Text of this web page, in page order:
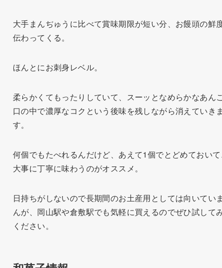
大手まんぢゅうに比べて賞味期限が短い分、お饅頭の鮮
伝わってくる。
ほんとにお刺身レベル。
柔らかくてもったりしていて、スーッとなめらかなあん
口の中で濃厚なコクという後味を残しながら消えていき
す。
何個でもたべれるんだけど、あえて1個でとどめておい
大事に丁寧に味わうのがオススメ。
日持ちがしないので長期間のお土産用としては向いてい
んが、岡山駅や倉敷駅でも気軽に買えるのでぜひ試して
ください。